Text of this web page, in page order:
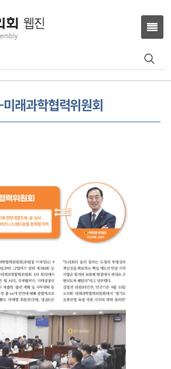
래과학협력위원회